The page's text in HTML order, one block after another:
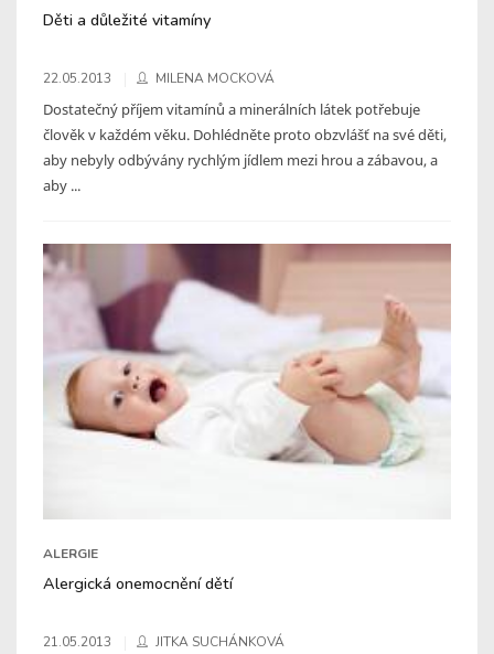
Děti a důležité vitamíny
22.05.2013 MILENA MOCKOVÁ
Dostatečný příjem vitamínů a minerálních látek potřebuje
člověk v každém věku. Dohlédněte proto obzvlášť na své děti,
aby nebyly odbývány rychlým jídlem mezi hrou a zábavou, a
aby ...
ALERGIE
Alergická onemocnění dětí
21.05.2013 JITKA SUCHÁNKOVÁ